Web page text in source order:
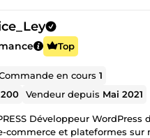
Top
en cours1
200 Vendeur depuis Mai 2021
Développeur WordPress
commerce et plateformes sur